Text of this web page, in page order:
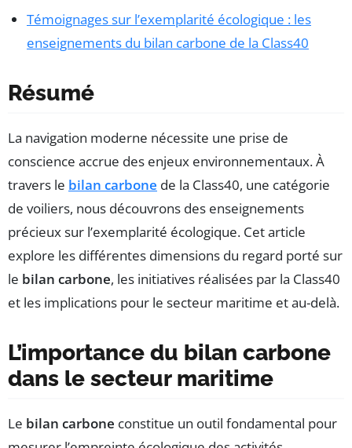
Témoignages sur l’exemplarité écologique : les
enseignements du bilan carbone de la Class40
Résumé
La navigation moderne nécessite une prise de
conscience accrue des enjeux environnementaux. À
travers le bilan carbone de la Class40, une catégorie
de voiliers, nous découvrons des enseignements
précieux sur l’exemplarité écologique. Cet article
explore les différentes dimensions du regard porté sur
le bilan carbone, les initiatives réalisées par la Class40
et les implications pour le secteur maritime et au-delà.
L’importance du bilan carbone
dans le secteur maritime
Le bilan carbone constitue un outil fondamental pour